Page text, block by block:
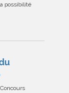
possibilité
Concours